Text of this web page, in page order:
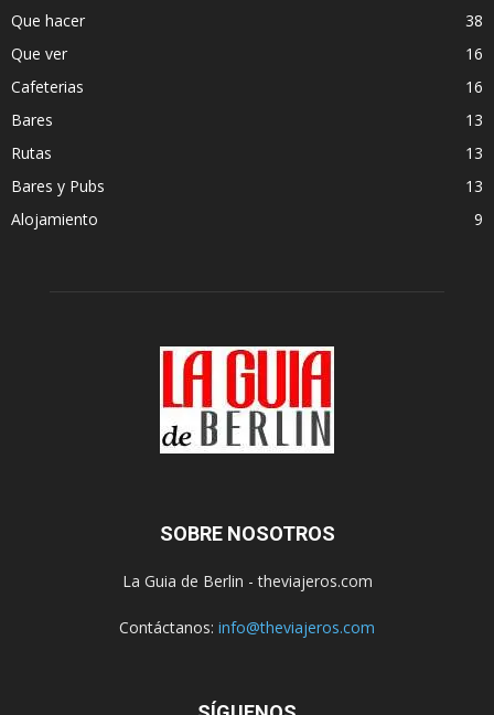
Que hacer
38
Que ver
16
Cafeterias
16
Bares
13
Rutas
13
Bares y Pubs
13
Alojamiento
9
SOBRE NOSOTROS
La Guia de Berlin - theviajeros.com
Contáctanos: info@theviajeros.com